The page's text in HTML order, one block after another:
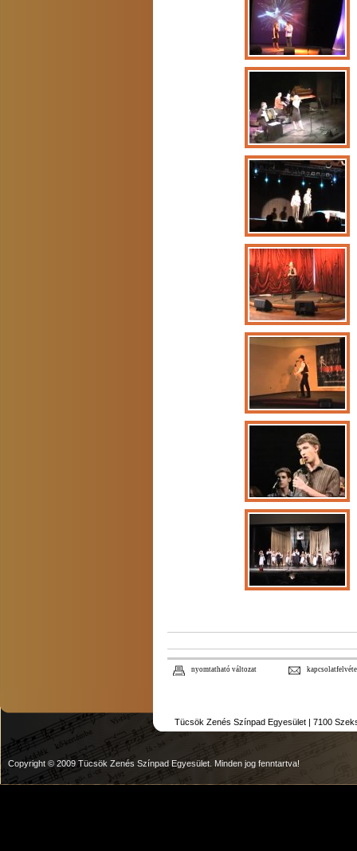
nyomtatható változat
Tücsök Zenés Színpad Egyesület | 7100
Copyright © 2009 Tücsök Zenés Színpad Egyesület. Minden jog fenntartva!